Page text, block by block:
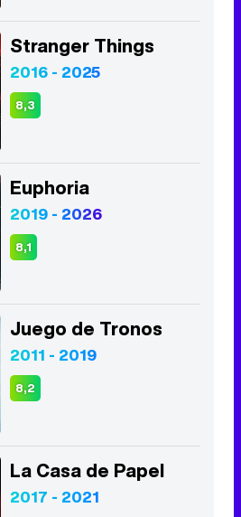
Stranger Things
2016 - 2025
8,3
Euphoria
2019 - 2026
8,1
Juego de Tronos
2011 - 2019
8,2
La Casa de Papel
2017 - 2021